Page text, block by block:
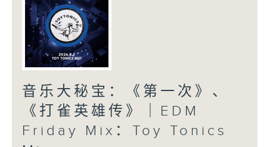
音乐大秘宝：《第一次》、
《打雀英雄传》｜EDM
Friday Mix：Toy Tonics